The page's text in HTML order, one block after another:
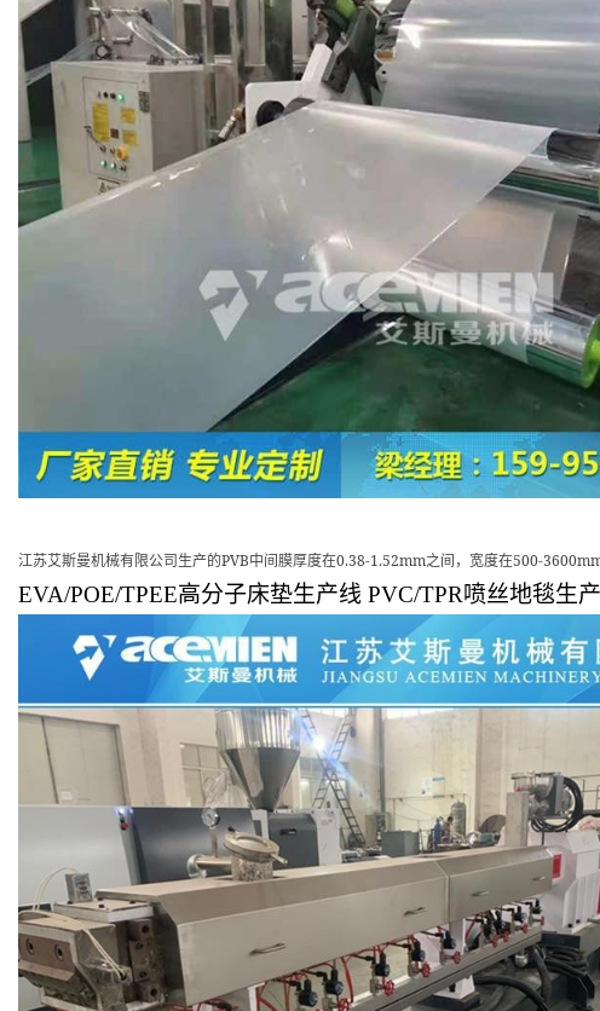
江苏艾斯曼机械有限公司生产的PVB中间膜厚度在0.38-1.52mm之间，宽度在500-
EVA/POE/TPEE高分子床垫生产线 PVC/TPR喷丝地毯生